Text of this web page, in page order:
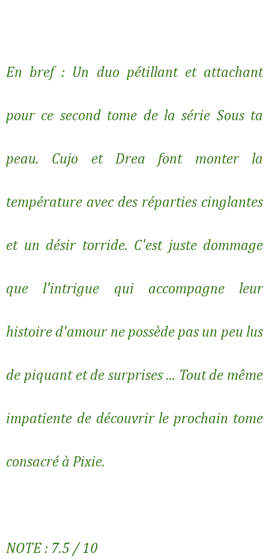
En bref : Un duo pétillant et attachant
pour ce second tome de la série Sous ta
peau. Cujo et Drea font monter la
température avec des réparties cinglantes
et un désir torride. C'est juste dommage
que l'intrigue qui accompagne leur
histoire d'amour ne possède pas un peu lus
de piquant et de surprises ... Tout de même
impatiente de découvrir le prochain tome
consacré à Pixie.
NOTE : 7.5 / 10